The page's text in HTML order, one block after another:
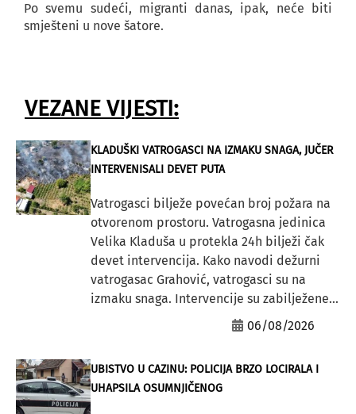
Po svemu sudeći, migranti danas, ipak, neće biti
smješteni u nove šatore.
VEZANE VIJESTI:
KLADUŠKI VATROGASCI NA IZMAKU SNAGA, JUČER
INTERVENISALI DEVET PUTA
Vatrogasci bilježe povećan broj požara na
otvorenom prostoru. Vatrogasna jedinica
Velika Kladuša u protekla 24h bilježi čak
devet intervencija. Kako navodi dežurni
vatrogasac Grahović, vatrogasci su na
izmaku snaga. Intervencije su zabilježene...
06/08/2026
UBISTVO U CAZINU: POLICIJA BRZO LOCIRALA I
UHAPSILA OSUMNJIČENOG